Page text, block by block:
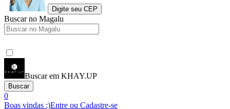
Digite seu CEP
Buscar no Magalu
Buscar em KHAY.UP
Buscar
0
Boas vindas :)Entre ou Cadastre-se